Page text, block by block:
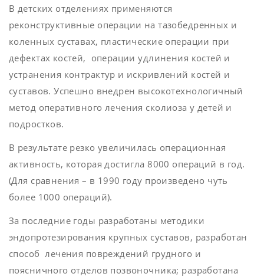
В детских отделениях применяются
реконструктивные операции на тазобедренных и
коленных суставах, пластические операции при
дефектах костей, операции удлинения костей и
устранения контрактур и искривлений костей и
суставов. Успешно внедрен высокотехнологичный
метод оперативного лечения сколиоза у детей и
подростков.
В результате резко увеличилась операционная
активность, которая достигла 8000 операций в год.
(Для сравнения – в 1990 году произведено чуть
более 1000 операций).
За последние годы разработаны методики
эндопротезирования крупных суставов, разработан
способ лечения повреждений грудного и
поясничного отделов позвоночника; разработана